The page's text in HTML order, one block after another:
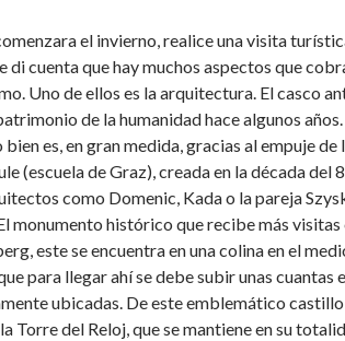
el invierno, realice una visita
di cuenta que hay muchos aspectos que
Uno de ellos es la arquitectura. El casco
de la humanidad hace algunos años.
es, en gran medida, gracias al empuje de
(escuela de Graz), creada en la década del
como Domenic, Kada o la pareja
monumento histórico que recibe más visitas
este se encuentra en una colina en el
para llegar ahí se debe subir unas cuantas
ubicadas. De este emblemático
Torre del Reloj, que se mantiene en su